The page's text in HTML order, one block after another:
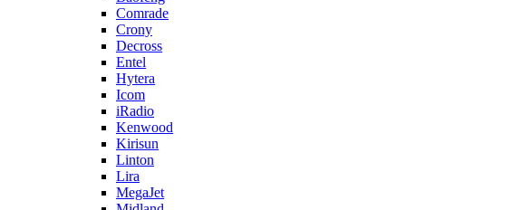
Comrade
Crony
Decross
Entel
Hytera
Icom
iRadio
Kenwood
Kirisun
Linton
Lira
MegaJet